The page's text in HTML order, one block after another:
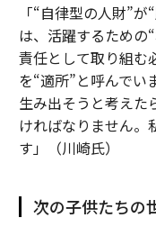
「“自律型の人財”
は、活躍するための
責任として取り組む
を“適所”と呼んでい
生み出そうと考えた
ければなりません。
す」（川崎氏）
次の子供たちの